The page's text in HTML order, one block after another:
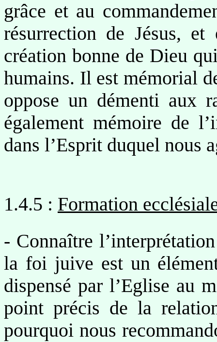
grâce et au
résurrection de Jésus,
création bonne de Dieu
humains. Il est mémorial
oppose un démenti aux
également mémoire de
dans l’Esprit duquel nous
1.4.5 : Formation
- Connaître
la foi juive est un
dispensé par l’Eglise au
point précis de la
pourquoi nous